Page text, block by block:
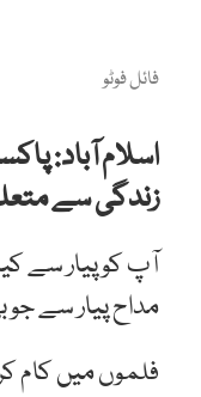
فائل فوٹو
اسلام آباد:
زندگی سے
آپ کو پیار سے
مداح پیار سے جو
فلموں میں کام